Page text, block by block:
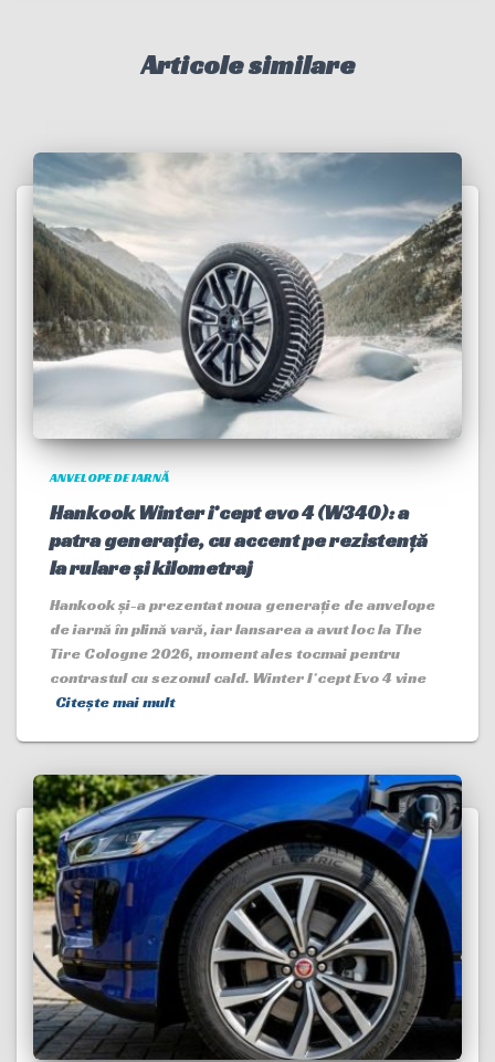
Articole similare
ANVELOPE DE IARNĂ
Hankook Winter i*cept evo 4 (W340): a
patra generație, cu accent pe rezistență
la rulare și kilometraj
Hankook și-a prezentat noua generație de anvelope
de iarnă în plină vară, iar lansarea a avut loc la The
Tire Cologne 2026, moment ales tocmai pentru
contrastul cu sezonul cald. Winter I*cept Evo 4 vine
Citește mai mult